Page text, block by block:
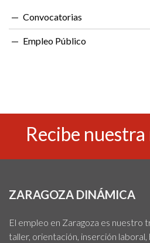
Convocatorias
Empleo Público
Recibe
ZARAGOZA DINÁMICA
El empleo en Zaragoza es nuestro
taller, orientación, inserción